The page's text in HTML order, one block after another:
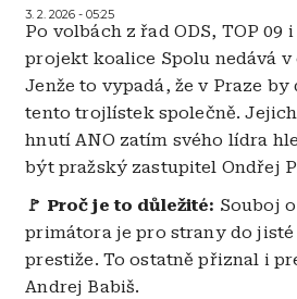
3. 2. 2026 - 05:25
Po volbách z řad ODS, TOP 09
projekt koalice Spolu nedává
Jenže to vypadá, že v Praze
tento trojlístek společně.
hnutí ANO zatím svého lídra
být pražský zastupitel Ondřej
🚩 Proč je to důležité: Souboj
primátora je pro strany do
prestiže. To ostatně přiznal i
Andrej Babiš.